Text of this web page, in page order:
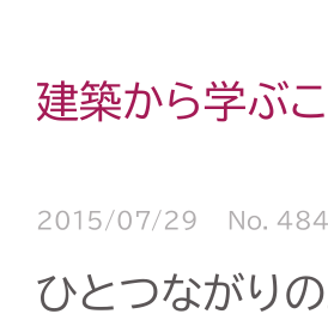
建築から学ぶ
2015/07/29 No. 484
ひとつながり